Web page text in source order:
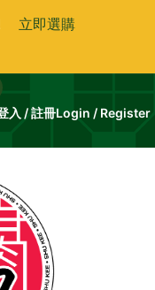
立即選購
入 / 註冊Login / Register